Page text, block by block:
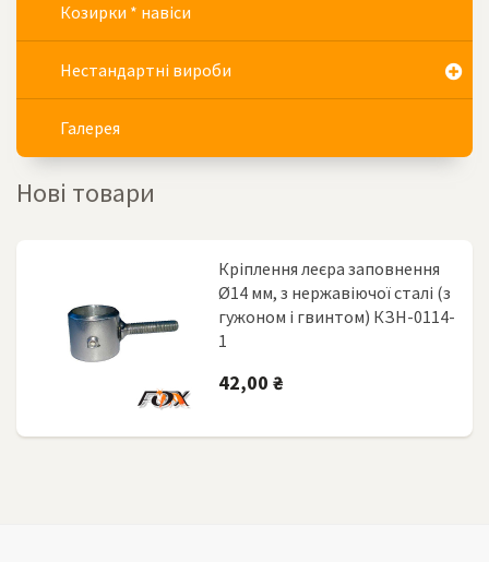
Козирки * навіси
Нестандартні вироби
Галерея
Нові товари
Кріплення леєра заповнення
Ø14 мм, з нержавіючої сталі (з
гужоном і гвинтом) КЗН-0114-
1
42,00 ₴